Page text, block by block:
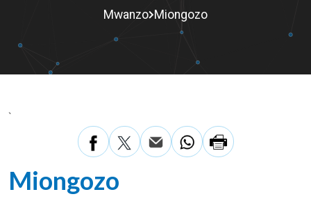
Mwanzo Miongozo
`
Miongozo